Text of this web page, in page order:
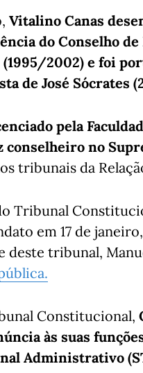
Vitalino Canas
do Conselho
2002) e foi
de José Sócrates
pela
conselheiro no
tribunais da
Tribunal
em 17 de
tribunal,
Constitucional,
às suas
Administrativo